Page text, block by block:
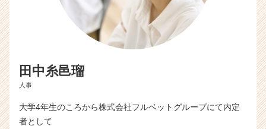
e
r
C
a
田中糸邑瑠
人事
大学4年生のころから株式会社フルベットグループにて内定
者として